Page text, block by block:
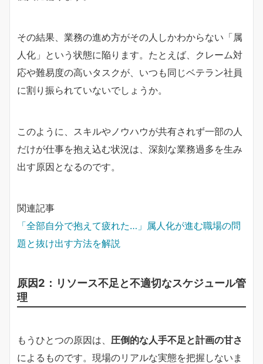
その結果、業務の進め方がその人しかわからない「属
人化」という状態に陥ります。たとえば、クレーム対
応や難易度の高いタスクが、いつも同じベテラン社員
に割り振られていないでしょうか。
このように、スキルやノウハウが共有されず一部の人
だけが仕事を抱え込む状況は、深刻な業務過多を生み
出す原因となるのです。
関連記事
「全部自分で抱えて疲れた…」属人化が進む職場の問
題と抜け出す方法を解説
原因2：リソース不足と不適切なスケジュール管
理
もうひとつの原因は、 圧倒的な人手不足と計画の甘さ
によるものです。現場のリアルな実態を把握しないま